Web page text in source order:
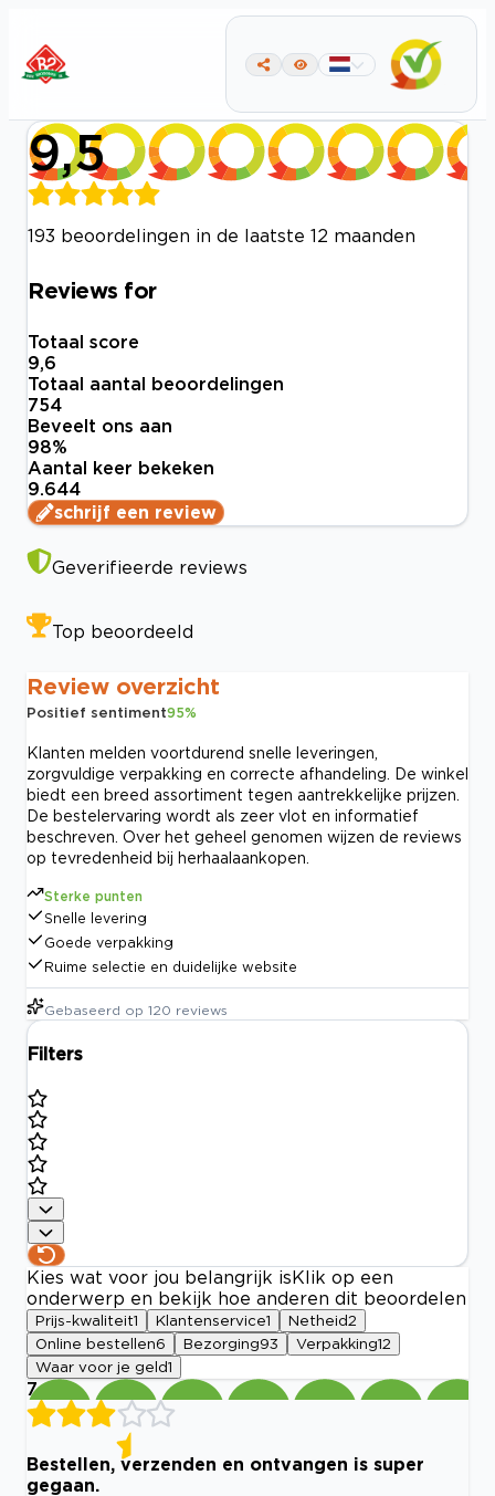
9,5
193 beoordelingen in de laatste 12 maanden
Reviews for
Totaal score
9,6
Totaal aantal beoordelingen
754
Beveelt ons aan
98%
Aantal keer bekeken
9.644
schrijf een review
Geverifieerde reviews
Top beoordeeld
Review overzicht
Positief sentiment95%
Klanten melden voortdurend snelle leveringen,
zorgvuldige verpakking en correcte afhandeling. De winkel
biedt een breed assortiment tegen aantrekkelijke prijzen.
De bestelervaring wordt als zeer vlot en informatief
beschreven. Over het geheel genomen wijzen de reviews
op tevredenheid bij herhaalaankopen.
Sterke punten
Snelle levering
Goede verpakking
Ruime selectie en duidelijke website
Gebaseerd op 120 reviews
Filters
Kies wat voor jou belangrijk is Klik op een
onderwerp en bekijk hoe anderen dit beoordelen
Prijs-kwaliteit1 Klantenservice1 Netheid2
Online bestellen6 Bezorging93 Verpakking12
Waar voor je geld1
7
Bestellen, verzenden en ontvangen is super
gegaan.